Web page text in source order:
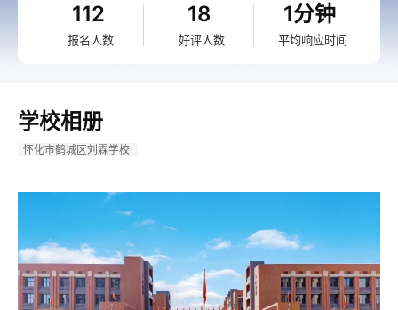
112
报名人数
18
好评人数
1分钟
平均响应时间
学校相册
怀化市鹤城区刘霖学校